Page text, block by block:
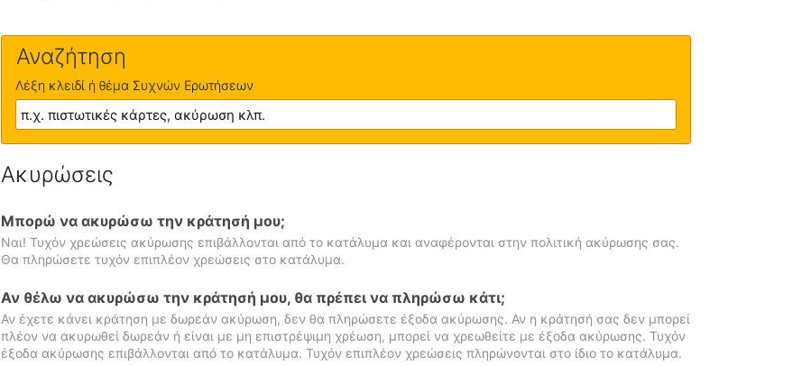
Αναζήτηση
Λέξη κλειδί ή θέμα Συχνών Ερωτήσεων
Ακυρώσεις
Μπορώ να ακυρώσω την κράτησή μου;
Ναι! Τυχόν χρεώσεις ακύρωσης επιβάλλονται από το κατάλυμα και αναφέρονται στην πολιτική ακύρωσης σας.
Θα πληρώσετε τυχόν επιπλέον χρεώσεις στο κατάλυμα.
Αν θέλω να ακυρώσω την κράτησή μου, θα πρέπει να πληρώσω κάτι;
Αν έχετε κάνει κράτηση με δωρεάν ακύρωση, δεν θα πληρώσετε έξοδα ακύρωσης. Αν η κράτησή σας δεν μπορεί
πλέον να ακυρωθεί δωρεάν ή είναι με μη επιστρέψιμη χρέωση, μπορεί να χρεωθείτε με έξοδα ακύρωσης. Τυχόν
έξοδα ακύρωσης επιβάλλονται από το κατάλυμα. Τυχόν επιπλέον χρεώσεις πληρώνονται στο ίδιο το κατάλυμα.